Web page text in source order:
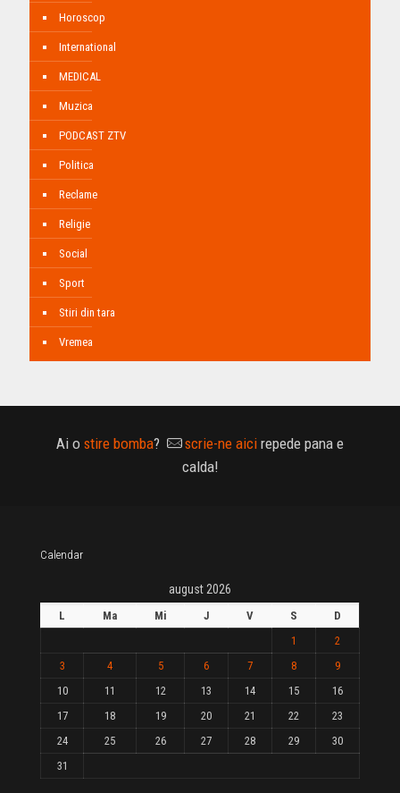
Horoscop
International
MEDICAL
Muzica
PODCAST ZTV
Politica
Reclame
Religie
Social
Sport
Stiri din tara
Vremea
Ai o stire bomba? scrie-ne aici repede pana e
calda!
Calendar
august 2026
L Ma Mi J V S
D
1
2
3
4 5 6 7 8
9
10
11 12 13 14 15
16
17
18 19 20 21 22
23
24
25 26 27 28 29
30
31